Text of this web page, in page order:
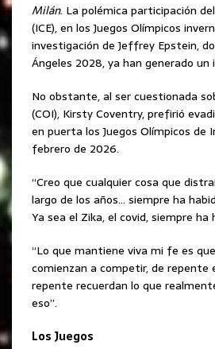
Milán. La polémica participación
(ICE), en los Juegos Olímpicos
investigación de Jeffrey Epstein,
Ángeles 2028, ya han generado
No obstante, al ser cuestionada
(COI), Kirsty Coventry, prefirió
en puerta los Juegos Olímpicos de
febrero de 2026.
“Creo que cualquier cosa que
largo de los años… siempre ha
Ya sea el Zika, el covid, siempre ha
“Lo que mantiene viva mi fe es
comienzan a competir, de repente
repente recuerdan lo que
eso”.
Los Juegos